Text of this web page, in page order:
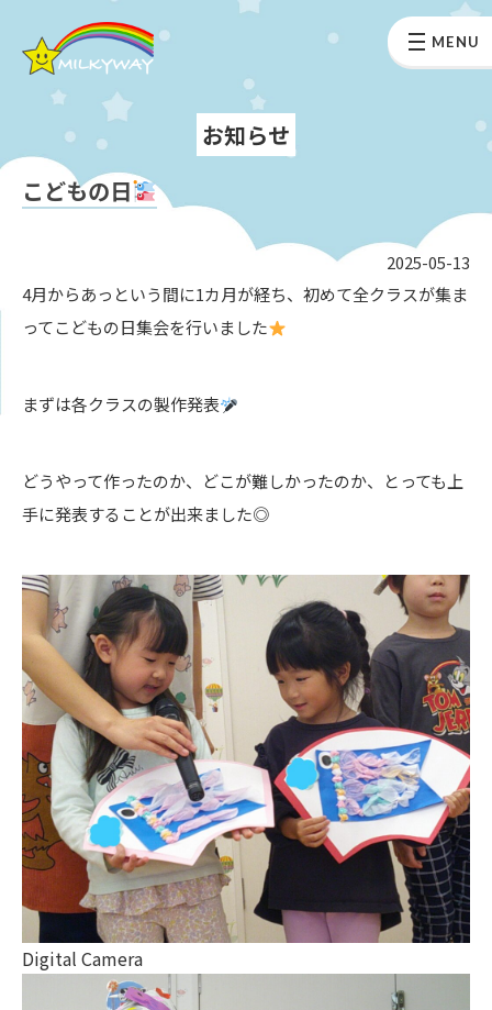
MENU
お知らせ
こどもの日
2025-05-13
4月からあっという間に1カ月が経ち、初めて全クラスが集ま
ってこどもの日集会を行いました
まずは各クラスの製作発表
どうやって作ったのか、どこが難しかったのか、とっても上
手に発表することが出来ました◎
Digital Camera